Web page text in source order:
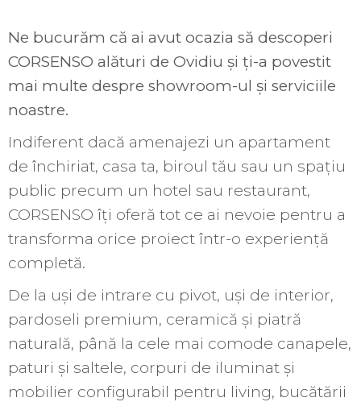
Ne bucurăm că ai avut ocazia să descoperi
CORSENSO alături de Ovidiu și ți-a povestit
mai multe despre showroom-ul și serviciile
noastre.
Indiferent dacă amenajezi un apartament
de închiriat, casa ta, biroul tău sau un spațiu
public precum un hotel sau restaurant,
CORSENSO îți oferă tot ce ai nevoie pentru a
transforma orice proiect într-o experiență
completă.
De la uși de intrare cu pivot, uși de interior,
pardoseli premium, ceramică și piatră
naturală, până la cele mai comode canapele,
paturi și saltele, corpuri de iluminat și
mobilier configurabil pentru living, bucătării